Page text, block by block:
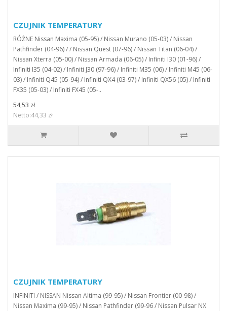
CZUJNIK TEMPERATURY
RÓŻNE Nissan Maxima (05-95) / Nissan Murano (05-03) / Nissan
Pathfinder (04-96) / / Nissan Quest (07-96) / Nissan Titan (06-04) /
Nissan Xterra (05-00) / Nissan Armada (06-05) / Infiniti I30 (01-96) /
Infiniti I35 (04-02) / Infiniti J30 (97-96) / Infiniti M35 (06) / Infiniti M45 (06-
03) / Infiniti Q45 (05-94) / Infiniti QX4 (03-97) / Infiniti QX56 (05) / Infiniti
FX35 (05-03) / Infiniti FX45 (05-..
54,53 zł
Netto:44,33 zł
CZUJNIK TEMPERATURY
INFINITI / NISSAN Nissan Altima (99-95) / Nissan Frontier (00-98) /
Nissan Maxima (99-95) / Nissan Pathfinder (99-96 / Nissan Pulsar NX